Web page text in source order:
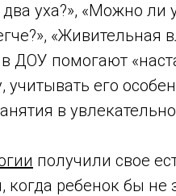
уха?», «Можно ли
«Живительная
ДОУ помогают
его
в
получили свое
ребенок бы не